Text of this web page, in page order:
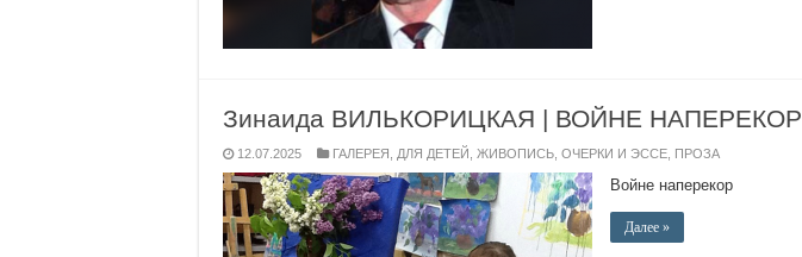
Зинаида ВИЛЬКОРИЦКАЯ | ВОЙНЕ НАПЕРЕКОР
12.07.2025 ГАЛЕРЕЯ ДЛЯ ДЕТЕЙ ЖИВОПИСЬ ОЧЕРКИ И ЭССЕ ПРОЗА
Войне наперекор
Далее »